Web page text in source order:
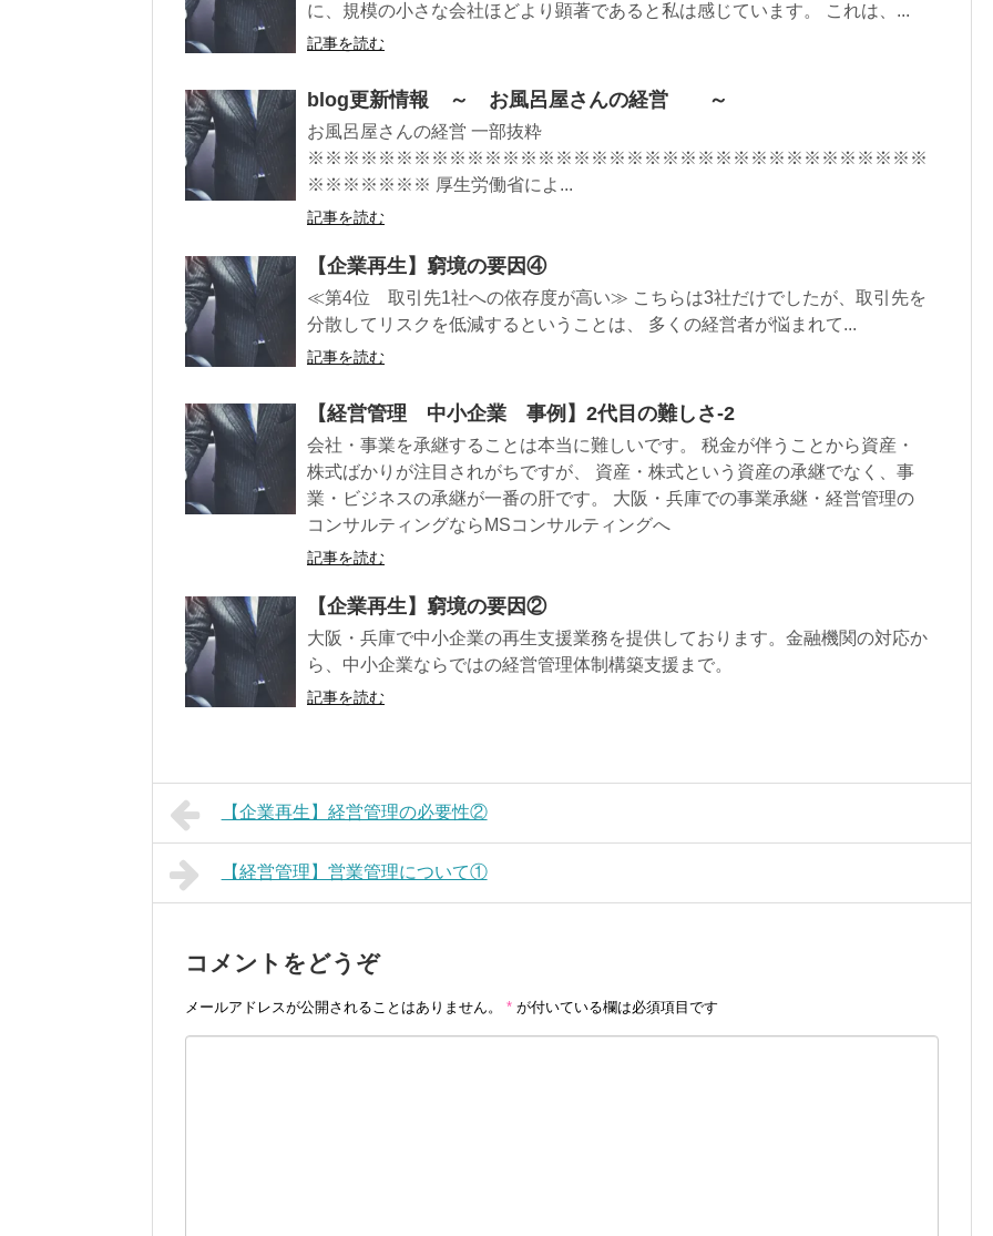
に、規模の小さな会社ほどより顕著であると私は感じています。 これは、...
記事を読む
blog更新情報 ～ お風呂屋さんの経営 ～
お風呂屋さんの経営 一部抜粋
※※※※※※※※※※※※※※※※※※※※※※※※※※※※※※※※※※※
※※※※※※※ 厚生労働省によ...
記事を読む
【企業再生】窮境の要因④
≪第4位 取引先1社への依存度が高い≫ こちらは3社だけでしたが、取引先を
分散してリスクを低減するということは、 多くの経営者が悩まれて...
記事を読む
【経営管理 中小企業 事例】2代目の難しさ-2
会社・事業を承継することは本当に難しいです。 税金が伴うことから資産・
株式ばかりが注目されがちですが、 資産・株式という資産の承継でなく、事
業・ビジネスの承継が一番の肝です。 大阪・兵庫での事業承継・経営管理の
コンサルティングならMSコンサルティングへ
記事を読む
【企業再生】窮境の要因②
大阪・兵庫で中小企業の再生支援業務を提供しております。金融機関の対応か
ら、中小企業ならではの経営管理体制構築支援まで。
記事を読む
【企業再生】経営管理の必要性②
【経営管理】営業管理について①
コメントをどうぞ
メールアドレスが公開されることはありません。 * が付いている欄は必須項目です